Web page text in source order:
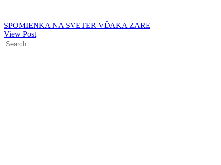
SPOMIENKA NA SVETER VĎAKA ZARE
View Post